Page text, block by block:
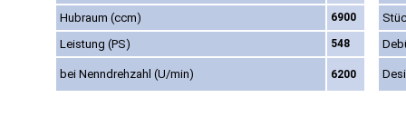
Hubraum (ccm)
6900
Leistung (PS)
548
bei Nenndrehzahl (U/min) 6200